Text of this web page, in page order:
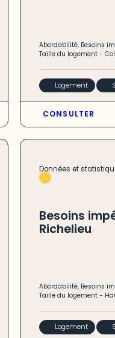
Abordabilité, Besoins
Taille du logement-
Logement
CONSULTER
Données et
Besoins
Richelieu
Abordabilité, Besoins
Taille du logement-
Logement